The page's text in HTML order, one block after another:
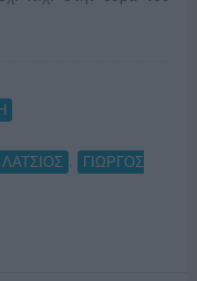
ΓΙΩΡΓΟΣ